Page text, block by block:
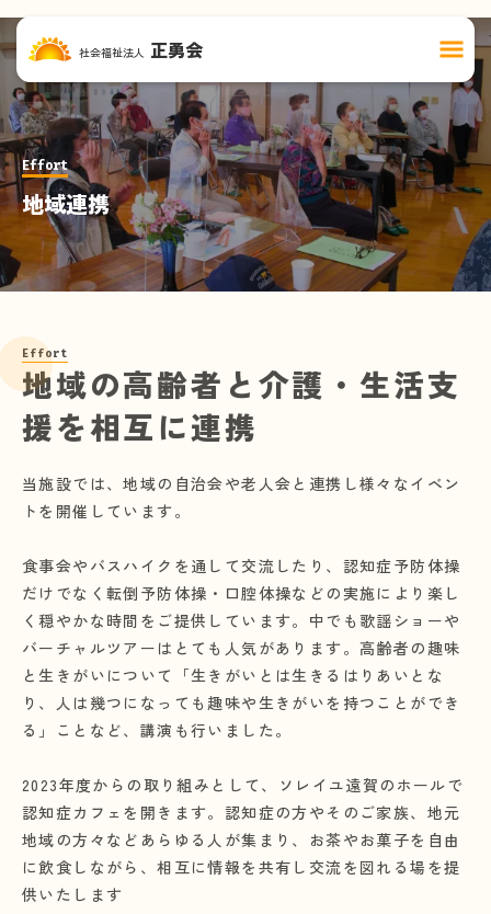
社会福祉法人 正勇会 remove
remove
remove
Effort
地域連携
Effort
地域の高齢者と介護・生活支
援を相互に連携
当施設では、地域の自治会や老人会と連携し様々なイベン
トを開催しています。
食事会やバスハイクを通して交流したり、認知症予防体操
だけでなく転倒予防体操・口腔体操などの実施により楽し
く穏やかな時間をご提供しています。中でも歌謡ショーや
バーチャルツアーはとても人気があります。高齢者の趣味
と生きがいについて「生きがいとは生きるはりあいとな
り、人は幾つになっても趣味や生きがいを持つことができ
る」ことなど、講演も行いました。
2023年度からの取り組みとして、ソレイユ遠賀のホールで
認知症カフェを開きます。認知症の方やそのご家族、地元
地域の方々などあらゆる人が集まり、お茶やお菓子を自由
に飲食しながら、相互に情報を共有し交流を図れる場を提
供いたします